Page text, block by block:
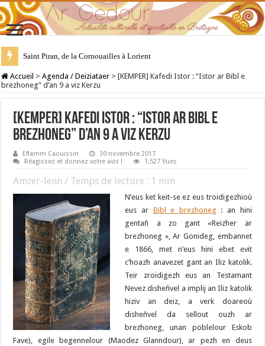
Saint Piran, de la Cornouailles à Lorient
28 juillet : Saint Samson de Dol, père de la Bretagne chrétienne
Accueil > Agenda / Deiziataer > [KEMPER] Kafedi Istor : “Istor ar Bibl e
brezhoneg” d’an 9 a viz Kerzu
[KEMPER] Kafedi Istor : “Istor ar Bibl e
brezhoneg” d’an 9 a viz Kerzu
Eflamm Caouissin
30 novembre 2017
Réagissez et donnez votre avis !
1,527 Vues
Amzer-lenn / Temps de lecture : 1 min
N’eus ket keit-se ez eus troidigezhioù
eus ar Bibl e brezhoneg : an hini
gentañ a zo gant «Reizher ar
brezhoneg », Ar Gonideg, embannet
e 1866, met n’eus hini ebet evit
c’hoazh anavezet gant an Iliz katolik.
Teir zroidigezh eus an Testamant
Nevez disheñvel a implij an Iliz katolik
hiziv an deiz, a verk doareoù
disheñvel da sellout ouzh ar
brezhoneg, unan poblelour Eskob
Fave), egile begennelour (Maodez Glanndour), ar pezh en deus